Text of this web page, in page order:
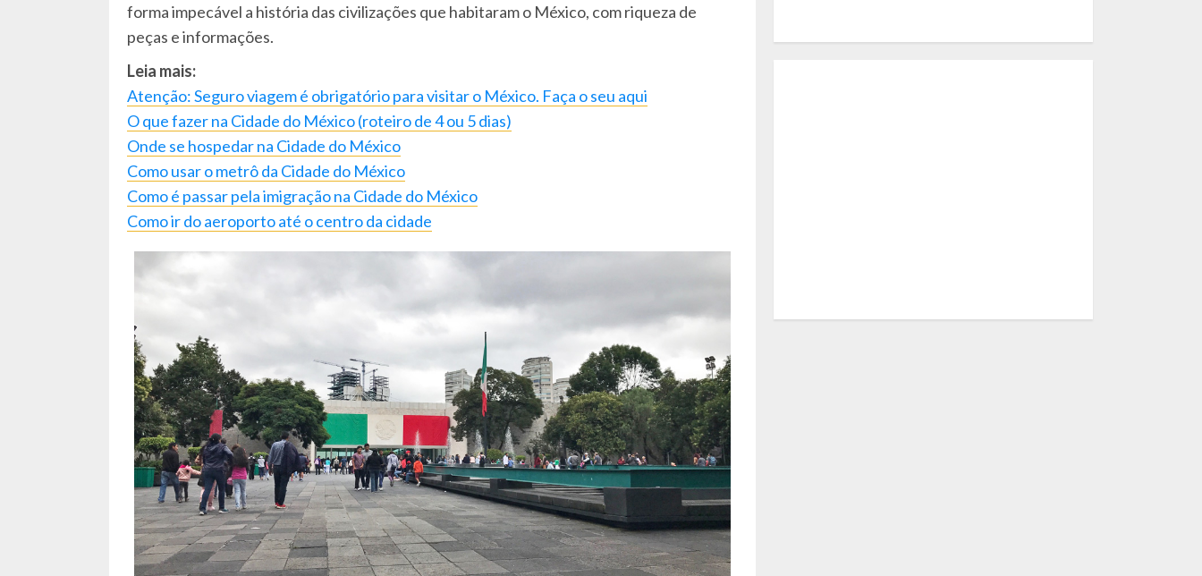
forma impecável a história das civilizações que habitaram o México, com riqueza de
peças e informações.
Leia mais:
Atenção: Seguro viagem é obrigatório para visitar o México. Faça o seu aqui
O que fazer na Cidade do México (roteiro de 4 ou 5 dias)
Onde se hospedar na Cidade do México
Como usar o metrô da Cidade do México
Como é passar pela imigração na Cidade do México
Como ir do aeroporto até o centro da cidade